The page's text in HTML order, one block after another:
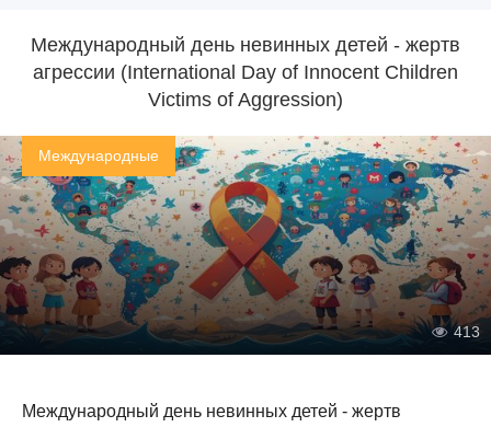
Международный день невинных детей - жертв
агрессии (International Day of Innocent Children
Victims of Aggression)
Международные
413
Международный день невинных детей - жертв